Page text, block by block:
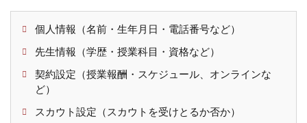
個人情報（名前・生年月日・電話番号など）
先生情報（学歴・授業科目・資格など）
契約設定（授業報酬・スケジュール、オンラインな
ど）
スカウト設定（スカウトを受けとるか否か）